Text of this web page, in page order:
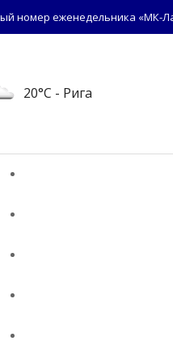
номер еженедельника «МК-
20°C - Рига